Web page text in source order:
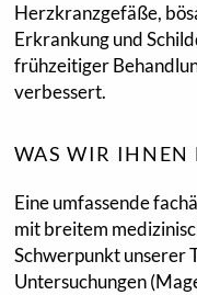
Herzkranzgefäße,
Erkrankung und
frühzeitiger
verbessert.
WAS WIR IHNEN
Eine umfassende
mit breitem
Schwerpunkt unserer
Untersuchungen